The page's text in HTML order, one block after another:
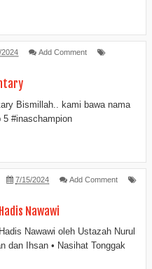
2024
Add Comment
Bismillah.. kami bawa nama
5 #inaschampion
7/15/2024
Add Comment
Nawawi
Nawawi oleh Ustazah Nurul
dan Ihsan • ⁠Nasihat Tonggak